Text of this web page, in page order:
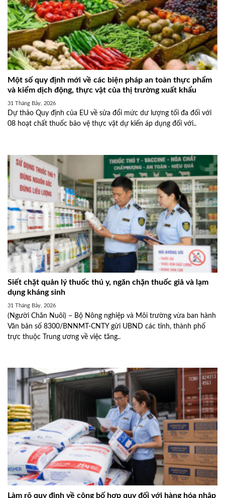
Một số quy định mới về các biện pháp an toàn thực phẩm
và kiểm dịch động, thực vật của thị trường xuất khẩu
31 Tháng Bảy, 2026
Dự thảo Quy định của EU về sửa đổi mức dư lượng tối đa đối với
08 hoạt chất thuốc bảo vệ thực vật dự kiến áp dụng đối với..
Siết chặt quản lý thuốc thú y, ngăn chặn thuốc giả và lạm
dụng kháng sinh
31 Tháng Bảy, 2026
(Người Chăn Nuôi) – Bộ Nông nghiệp và Môi trường vừa ban hành
Văn bản số 8300/BNNMT-CNTY gửi UBND các tỉnh, thành phố
trực thuộc Trung ương về việc tăng..
Làm rõ quy định về công bố hợp quy đối với hàng hóa nhập